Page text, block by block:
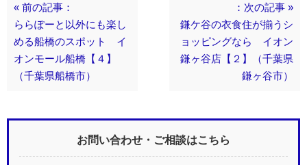
« 前の記事：
ららぽーと以外にも楽し
める船橋のスポット イ
オンモール船橋【４】
（千葉県船橋市）
：次の記事 »
鎌ケ谷の衣食住が揃うシ
ョッピングなら イオン
鎌ヶ谷店【２】（千葉県
鎌ヶ谷市）
お問い合わせ・ご相談はこちら